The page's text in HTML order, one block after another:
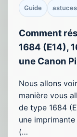
Guide astuces
Comment
1684 (E14),
une Canon
Nous allons
manière vous
de type 1684
une imprimante
(…